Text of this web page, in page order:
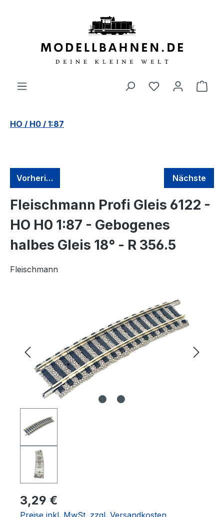
HO / H0 / 1:87
Vorherige Nächste
Fleischmann Profi Gleis 6122 -
HO H0 1:87 - Gebogenes
halbes Gleis 18° - R 356.5
Fleischmann
3,29 €
Preise inkl. MwSt. zzgl. Versandkosten